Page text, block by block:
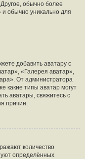
обычно более
и обычно уникально для
добавить аватару с
«Галерея аватар»,
От администратора
какие типы аватар могут
аватары, свяжитесь с
причин.
количество
определённых